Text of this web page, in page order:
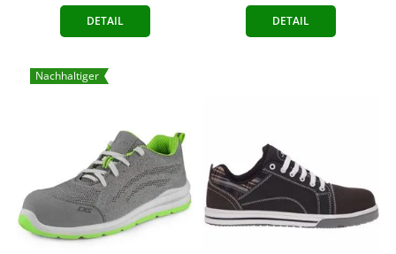
DETAIL DETAIL
Nachhaltiger